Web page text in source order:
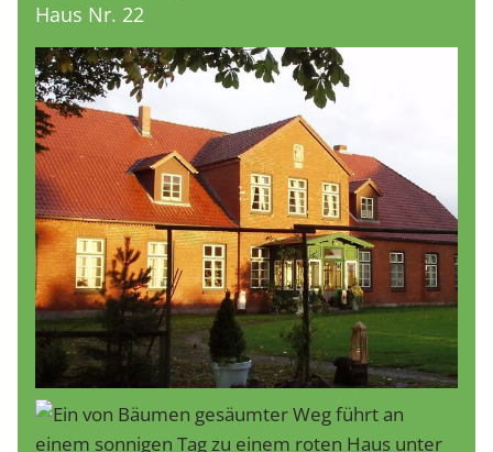
Haus Nr. 22